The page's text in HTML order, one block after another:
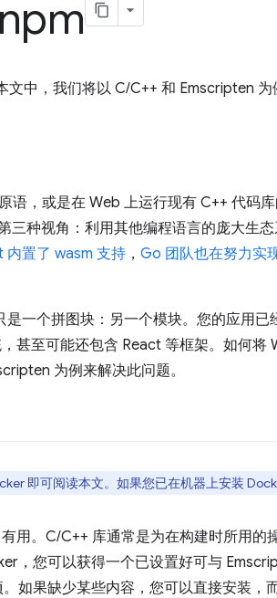
中，我们将以 C/C++ 和 Emscripten 为
语，或是在 Web 上运行现有 C++ 代码
三种视角：利用其他编程语言的庞大生
内置了 wasm 支持 ， Go 团队也在努力实
一个拼图块：另一个模块。您的应用已
甚至可能还包含 React 等框架。如何将
为例来解决此问题。
即可阅读本文。如果您已在机器上安装
用。C/C++ 库通常是为在构建时所用的
，您可以获得一个已设置好可与
如果缺少某些内容，您可以直接安装，